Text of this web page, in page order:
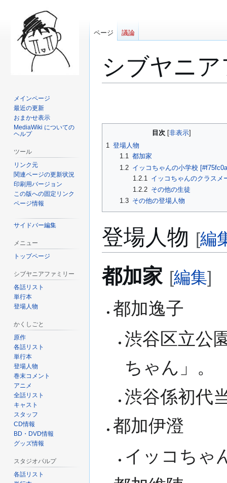
シブヤニ
シ
動
目次
1 登場人物
1.1 都加家
1.2 イッコちゃんの小学校
1.2.1
イッコちゃんのクラスメ
1.2.2 その他の生徒
1.3 その他の登場人物
登場人物 [編
都加家 [編集]
都加逸子
渋谷区立公
ちゃん」。
渋谷係初代
都加伊澄
イッコちゃ
ページ 議論
メインページ
最近の更新
おまかせ表示
MediaWiki についての
ヘルプ
ツール
リンク元
関連ページの更新状況
印刷用バージョン
この版への固定リンク
ページ情報
サイドバー編集
メニュー
トップページ
シブヤニアファミリー
各話リスト
単行本
登場人物
かくしごと
原作
各話リスト
単行本
登場人物
巻末コメント
アニメ
全話リスト
キャスト
スタッフ
CD情報
BD・DVD情報
グッズ情報
スタジオパルプ
各話リスト